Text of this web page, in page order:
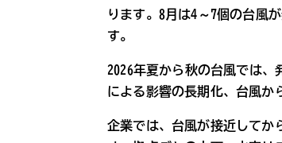
ります。8月は4～7個の台風
す。
2026年夏から秋の台風では
による影響の長期化、台風か
企業では、台風が接近してか